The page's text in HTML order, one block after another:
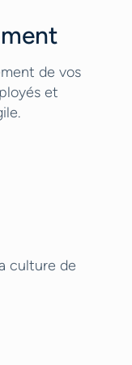
de vos
et
culture de